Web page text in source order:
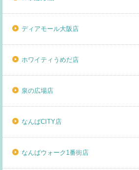
ディアモール大阪店
ホワイティうめだ店
泉の広場店
なんばCITY店
なんばウォーク1番街店